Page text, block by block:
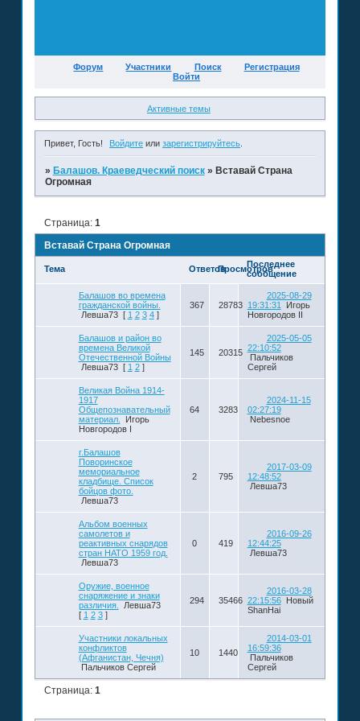
Форум Участники Поиск
Регистрация
Войти
Активные темы
Привет, Гость! Войдите илизарегистрируйтесь
» Балашов. Краеведческий поиск » Вставай Страна
Огромная
Вставай Страна Огромная
Страница: 1
Тема ОтветовПросмотров
Последнее
сообщение
Балашов во времена
гражданской войны.
Левша73 [ 1 2 3 4 ]
367 28783
2025-08-29
19:31:31
Игорь
Новгородов II
Балашов и район во
времена Великой
Отечественной Войны
Левша73 [ 1 2 ]
145 20315
2025-05-05
22:10:52
Пальчиков
Сергей
Великая Война 1914-
1917
Общепознавательный
материал.
Игорь
Новгородов I
64 3283
2024-11-15
02:27:19
Nebesnoe
г.Балашов
Поворинское
мемориальное
кладбище. Список
бойцов фото.
Левша73
2 795
2017-03-09
12:48:52
Левша73
Альбом военных
самолетов и
реактивных снарядов
стран НАТО 1959 год.
Левша73
0 419
2016-09-26
12:44:25
Левша73
Оружие, военное
снаряжение и знаки
различия.
Левша73
[ 1 2 3 ]
294 35466
2016-03-28
22:15:56
Новый
ShanHai
Участники локальных
конфликтов
(Афганистан, Чечня)
Пальчиков Сергей
10 1440
2014-03-01
16:59:36
Пальчиков
Сергей
Страница: 1